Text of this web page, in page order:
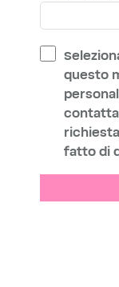
questo
fatto di